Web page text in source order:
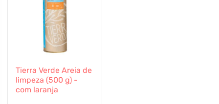
Tierra Verde Areia de
limpeza (500 g) -
com laranja